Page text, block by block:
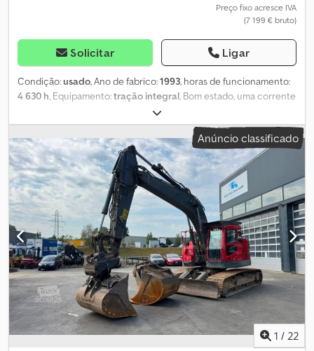
Preço fixo acresce IVA
(7 199 € bruto)
Solicitar Ligar
Condição:usado, Ano de fabrico:1993, horas de funcionamento:
4 630 h, Equipamento:tração integral, Bom estado, uma corrente
sem função! Todas as informações sem garantia! Localização:
5662 Hauserdorf, Bacherstr. 1 Codsk E D Emopfx Amvoha
Anúncio classificado
1 / 22